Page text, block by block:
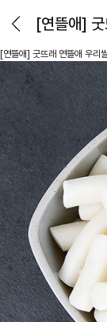
[연뜰애] 굿뜨래 연뜰애 우